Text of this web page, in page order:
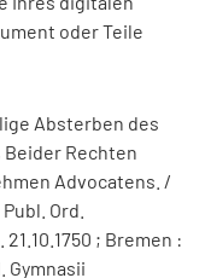
oder Teile
Absterben des
Beider Rechten
Advocatens. /
Ord.
; Bremen :
Gymnasii